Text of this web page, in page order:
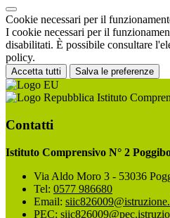
Cookie necessari per il
I cookie necessari per il
disabilitati. È possibile consultare
policy.
Accetta tutti Salva le preferenze
Istituto
Contatti
Istituto Comprensivo N° 2
Via Aldo Moro 3 - 53036
Tel: 0577 986680
Email:
PEC: